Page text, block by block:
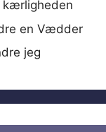
en Vædder
jeg